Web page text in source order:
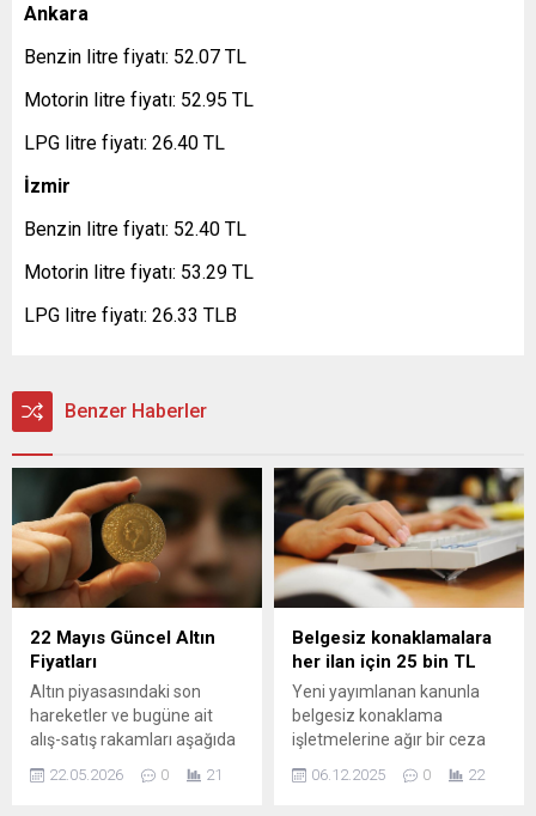
Ankara
Benzin litre fiyatı: 52.07 TL
Motorin litre fiyatı: 52.95 TL
LPG litre fiyatı: 26.40 TL
İzmir
Benzin litre fiyatı: 52.40 TL
Motorin litre fiyatı: 53.29 TL
LPG litre fiyatı: 26.33 TLB
Benzer Haberler
22 Mayıs Güncel Altın
Fiyatları
Altın piyasasındaki son
hareketler ve bugüne ait
alış-satış rakamları aşağıda
özetlenmiştir. Günlük
değişimleri takip ederek
22.05.2026 0 21
Belgesiz konaklamalara
her ilan için 25 bin TL
Yeni yayımlanan kanunla
belgesiz konaklama
işletmelerine ağır bir ceza
getiriliyor. Turizmi Teşvik
Kanunu'na eklenen
06.12.2025 0 22